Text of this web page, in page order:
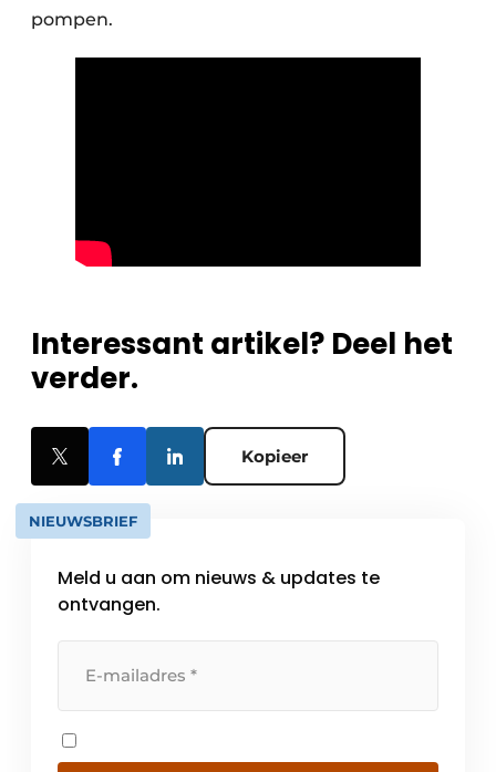
pompen.
Interessant artikel? Deel het
verder.
Kopieer
NIEUWSBRIEF
Meld u aan om nieuws & updates te
ontvangen.